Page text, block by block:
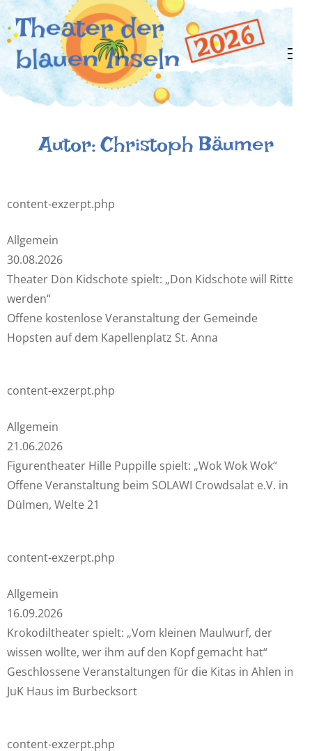
Zum
Inhalt
springen
(Enter
drücken)
Theater der
blauen
Autor:Christoph Bäumer
content-exzerpt.php
Allgemein
30.08.2026
Theater Don Kidschote spielt: „Don Kidschote will Ritter
werden“
Offene kostenlose Veranstaltung der Gemeinde
Hopsten auf dem Kapellenplatz St. Anna
content-exzerpt.php
Allgemein
21.06.2026
Figurentheater Hille Puppille spielt: „Wok Wok Wok“
Offene Veranstaltung beim SOLAWI Crowdsalat e.V. in
Dülmen, Welte 21
content-exzerpt.php
Allgemein
16.09.2026
Krokodiltheater spielt: „Vom kleinen Maulwurf, der
wissen wollte, wer ihm auf den Kopf gemacht hat“
Geschlossene Veranstaltungen für die Kitas in Ahlen im
JuK Haus im Burbecksort
content-exzerpt.php